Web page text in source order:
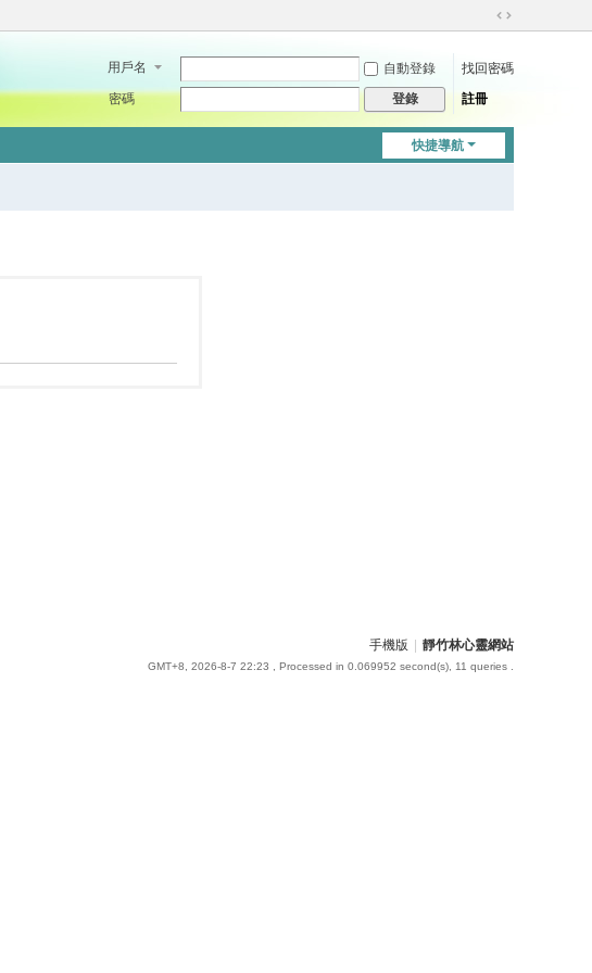
切
到
用戶名 自動登錄
找回密碼
密碼
登錄 註冊
快捷導航
手機版 靜竹林心靈網站
GMT+8, 2026-8-7 22:23 , Processed in 0.069952 second(s), 11 queries .